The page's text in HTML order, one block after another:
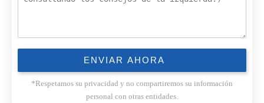
*Respetamos su privacidad y no compartiremos su información
personal con otras entidades.